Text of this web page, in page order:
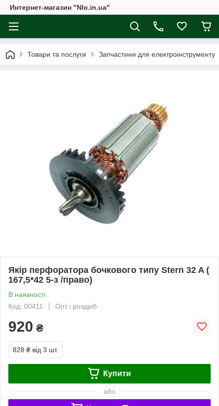
Интернет-магазин "Nlo.in.ua"
Товари та послуги Запчастини для електроінструменту
Якір перфоратора бочкового типу Stern 32 A (
167,5*42 5-з /право)
В наявності
Код: 00411
Опт і роздріб
920 ₴
828 ₴ від 3 шт.
Купити
або